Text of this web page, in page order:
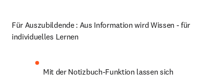
Für Auszubildende : Aus Information wird Wissen - für
individuelles Lernen
Mit der Notizbuch-Funktion lassen sich